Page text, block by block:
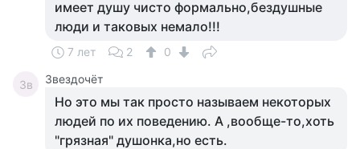
имеет душу чисто формально,бездушные
люди и таковых немало!!!
7 лет 2 0
Зв Звездочёт
Но это мы так просто называем некоторых
людей по их поведению. А ,вообще-то,хоть
"грязная" душонка,но есть.